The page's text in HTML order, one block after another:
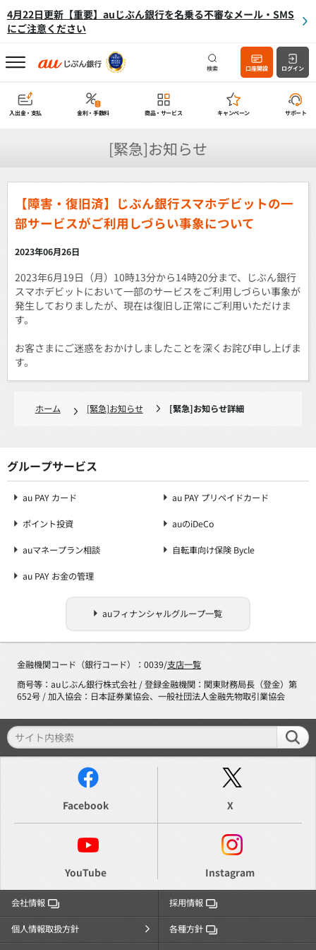
4月22日更新【重要】auじぶん銀行を名乗る不審なメール・SMS
にご注意ください
検索 口座開設 ログイン
入出金・支払 金利・手数料 商品・サービス キャンペーン サポート
[緊急]お知らせ
【障害・復旧済】じぶん銀行スマホデビットの一
部サービスがご利用しづらい事象について
2023年06月26日
2023年6月19日（月）10時13分から14時20分まで、じぶん銀行
スマホデビットにおいて一部のサービスをご利用しづらい事象が
発生しておりましたが、現在は復旧し正常にご利用いただけま
す。
お客さまにご迷惑をおかけしましたことを深くお詫び申し上げま
す。
ホーム [緊急]お知らせ [緊急]お知らせ詳細
グループサービス
au PAY カード au PAY プリペイドカード
ポイント投資 auのiDeCo
auマネープラン相談 自転車向け保険 Bycle
au PAY お金の管理
auフィナンシャルグループ一覧
金融機関コード（銀行コード）：0039/支店一覧
商号等：auじぶん銀行株式会社 / 登録金融機関：関東財務局長（登金）第
652号 / 加入協会：日本証券業協会、一般社団法人金融先物取引業協会
Facebook X
YouTube Instagram
会社情報 採用情報
個人情報取扱方針 各種方針